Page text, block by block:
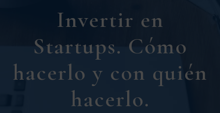
Invertir en
Startups. Cómo
hacerlo y con quién
hacerlo.